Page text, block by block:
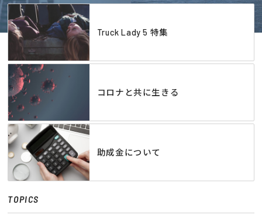
Truck Lady 5 特集
コロナと共に生きる
助成金について
TOPICS